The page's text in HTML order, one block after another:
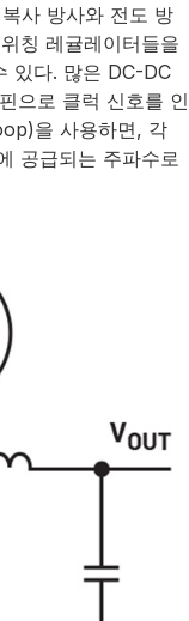
사 방사와 전도 방
칭 레귤레이터들을
있다. 많은 DC-DC
으로 클럭 신호를 인
을 사용하면, 각
공급되는 주파수로